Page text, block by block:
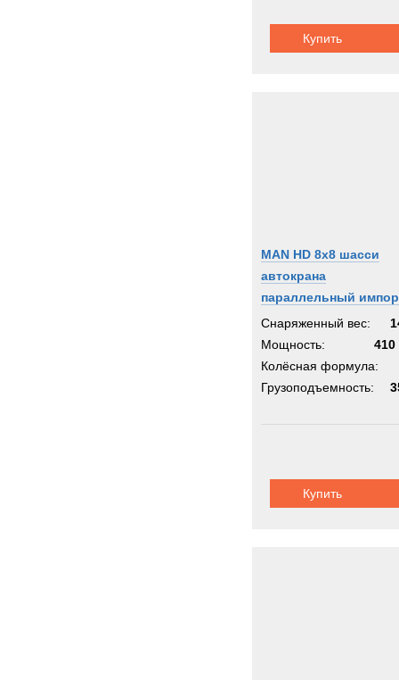
Купить
MAN HD 8x8 шасси
автокрана
параллельный
Снаряженный вес:
Мощность:
410
Колёсная формула:
Грузоподъемность:
Купить